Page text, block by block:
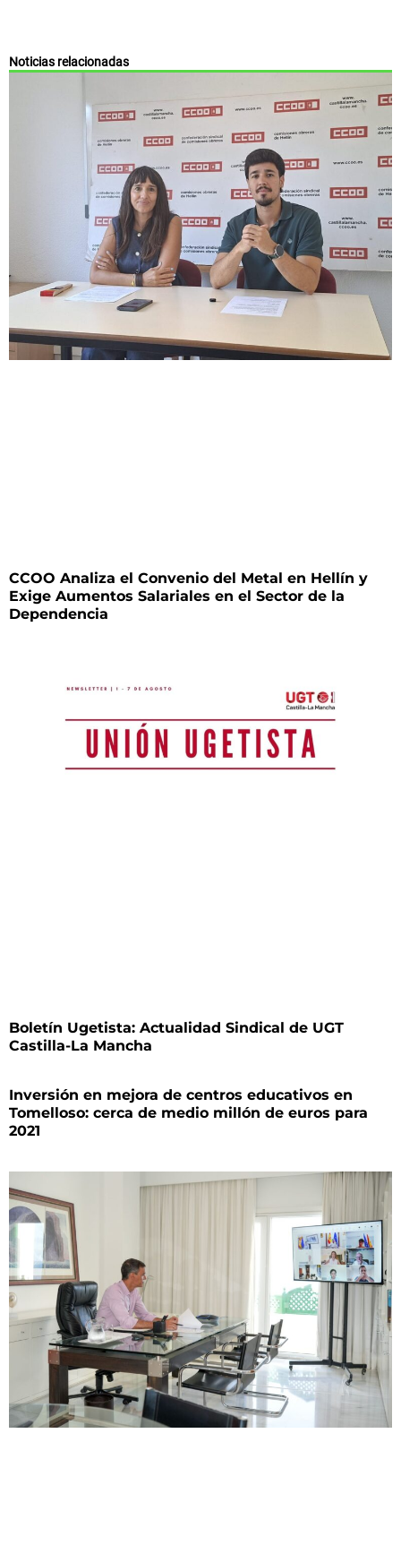
Noticias relacionadas
CCOO Analiza el Convenio del Metal en Hellín y
Exige Aumentos Salariales en el Sector de la
Dependencia
Boletín Ugetista: Actualidad Sindical de UGT
Castilla-La Mancha
Inversión en mejora de centros educativos en
Tomelloso: cerca de medio millón de euros para
2021